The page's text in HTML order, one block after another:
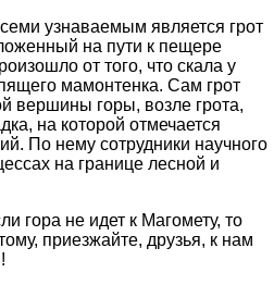
узнаваемым является грот
на пути к пещере
от того, что скала у
мамонтенка. Сам грот
вершины горы, возле грота,
на которой отмечается
По нему сотрудники научного
на границе лесной и
гора не идет к Магомету, то
приезжайте, друзья, к нам